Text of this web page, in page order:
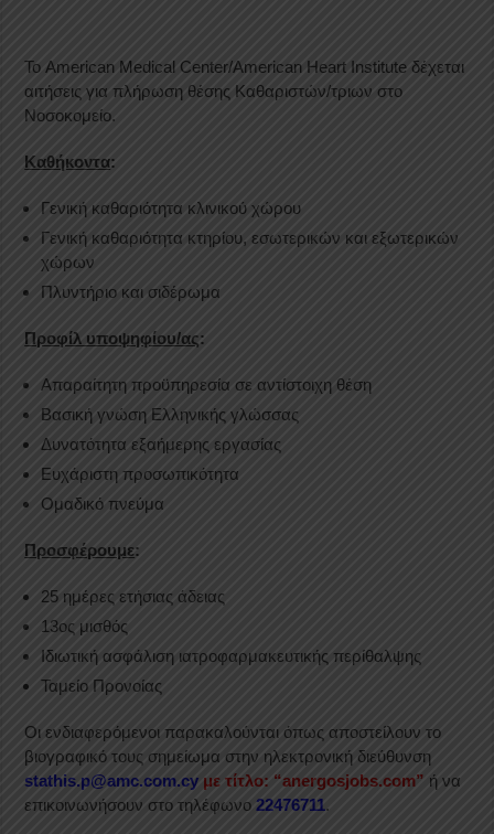
Το American Medical Center/American Heart Institute δέχεται
αιτήσεις για πλήρωση θέσης Καθαριστών/τριων στο
Νοσοκομείο.
Καθήκοντα:
Γενική καθαριότητα κλινικού χώρου
Γενική καθαριότητα κτηρίου, εσωτερικών και εξωτερικών
χώρων
Πλυντήριο και σιδέρωμα
Προφίλ υποψηφίου/ας:
Απαραίτητη προϋπηρεσία σε αντίστοιχη θέση
Βασική γνώση Ελληνικής γλώσσας
Δυνατότητα εξαήμερης εργασίας
Ευχάριστη προσωπικότητα
Ομαδικό πνεύμα
Προσφέρουμε:
25 ημέρες ετήσιας άδειας
13ος μισθός
Ιδιωτική ασφάλιση ιατροφαρμακευτικής περίθαλψης
Ταμείο Προνοίας
Οι ενδιαφερόμενοι παρακαλούνται όπως αποστείλουν το
βιογραφικό τους σημείωμα στην ηλεκτρονική διεύθυνση
stathis.p@amc.com.cy με τίτλο: “anergosjobs.com” ή να
επικοινωνήσουν στο τηλέφωνο22476711.